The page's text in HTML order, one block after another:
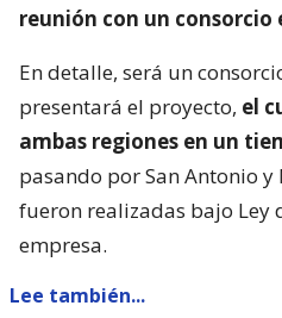
reunión con un consorcio
En detalle, será un
presentará el proyecto, el
ambas regiones en un
pasando por San Antonio
fueron realizadas bajo Ley
empresa.
Lee también...